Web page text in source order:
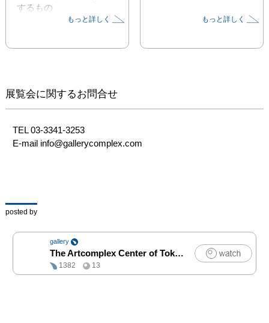
するもの
手作りの品を披露するも
誰かのためにエンタメを
コミュニティを求めるも
の
身に付けるもの
参りました
■ 会期
2019/9/17(火)-9/22(日)
11:00-20:00 ※最終日は
18:00まで
もっと詳しく もっと詳しく
展覧会に関するお問合せ
TEL 03-3341-3253
E-mail info@gallerycomplex.com
posted by
gallery
The Artcomplex Center of Tokyo
アート
1382
13